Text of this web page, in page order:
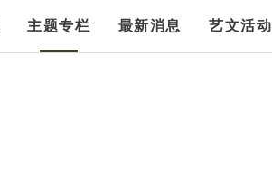
主题专栏 最新消息 艺文活动